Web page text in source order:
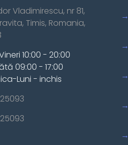
Vladimirescu, nr 81,
Timis, Romania,
10:00 - 20:00
09:00 - 17:00
Luni - inchis